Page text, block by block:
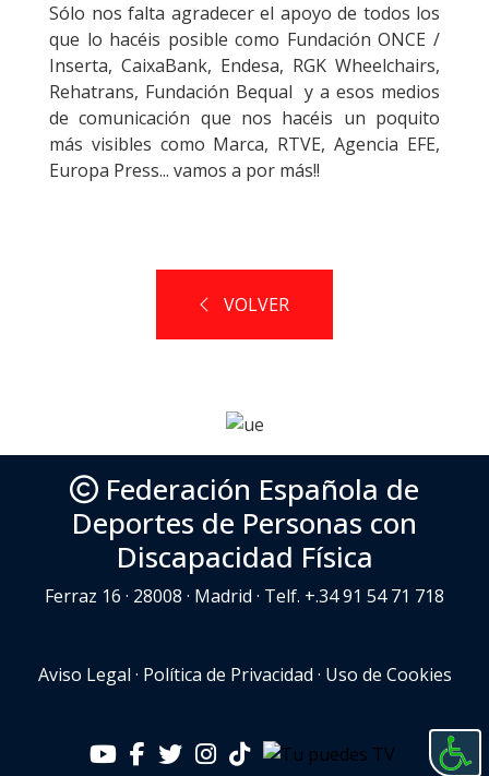
Sólo nos falta agradecer el apoyo de todos los
que lo hacéis posible como Fundación ONCE /
Inserta, CaixaBank, Endesa, RGK Wheelchairs,
Rehatrans, Fundación Bequal y a esos medios
de comunicación que nos hacéis un poquito
más visibles como Marca, RTVE, Agencia EFE,
Europa Press... vamos a por más!!
VOLVER
Federación Española de
Deportes de Personas con
Discapacidad Física
Ferraz 16 · 28008 · Madrid · Telf. +.34 91 54 71 718
Aviso Legal · Política de Privacidad · Uso de Cookies